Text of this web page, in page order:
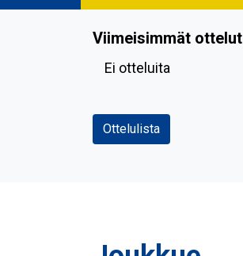
Viimeisimmät ottelut
Ei otteluita
Ottelulista